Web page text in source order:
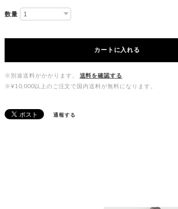
数量
カートに入れる
※別途送料がかかります。
送料を確認する
※¥10,000以上のご注文で国内送料が無料になります。
通報する